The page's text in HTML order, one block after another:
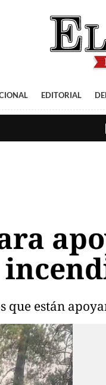
EDITORIAL
están